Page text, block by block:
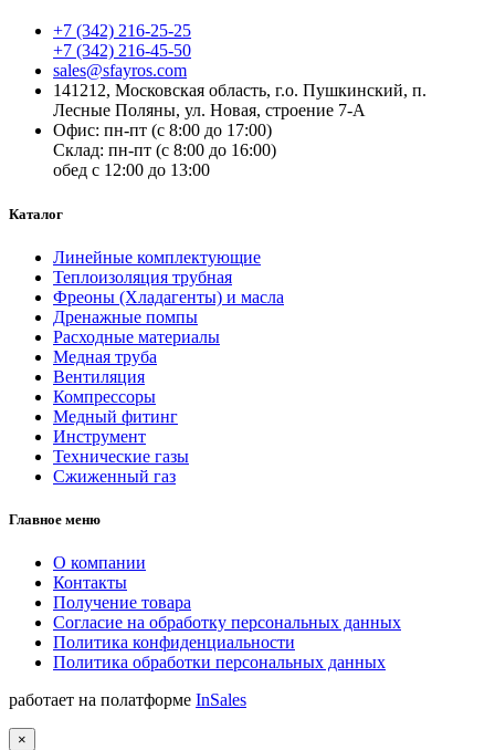
+7 (342) 216-25-25
+7 (342) 216-45-50
sales@sfayros.com
141212, Московская область, г.о. Пушкинский, п.
Лесные Поляны, ул. Новая, строение 7-А
Офис: пн-пт (с 8:00 до 17:00)
Склад: пн-пт (с 8:00 до 16:00)
обед с 12:00 до 13:00
Каталог
Линейные комплектующие
Теплоизоляция трубная
Фреоны (Хладагенты) и масла
Дренажные помпы
Расходные материалы
Медная труба
Вентиляция
Компрессоры
Медный фитинг
Инструмент
Технические газы
Сжиженный газ
Главное меню
О компании
Контакты
Получение товара
Согласие на обработку персональных данных
Политика конфиденциальности
Политика обработки персональных данных
работает на полатформе InSales
×